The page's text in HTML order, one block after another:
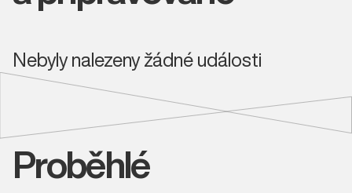
Nebyly nalezeny žádné události
Proběhlé